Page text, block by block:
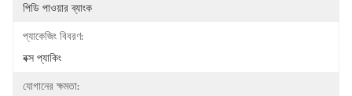
পিডি পাওয়ার ব্যাংক
প্যাকেজিং বিবরণ:
বক্স প্যাকিং
যোগানের ক্ষমতা: